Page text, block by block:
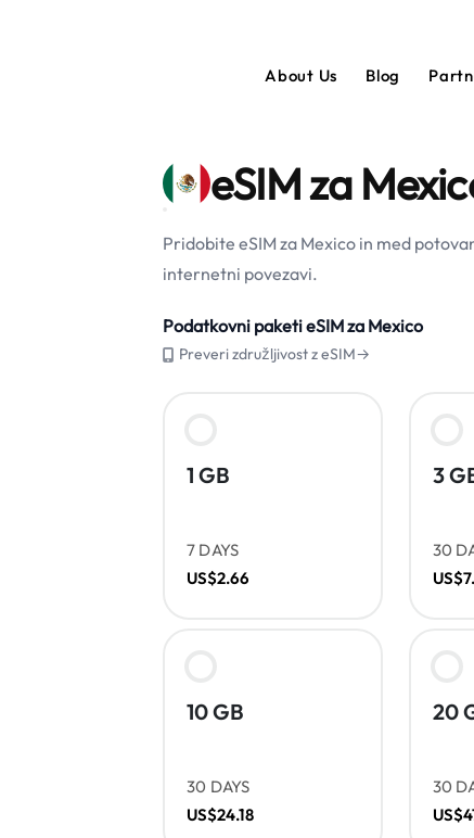
About Us Blog
eSIM za
Pridobite eSIM za Mexico in med
internetni povezavi.
Podatkovni paketi eSIM za Mexico
Preveri združljivost z eSIM→
1 GB
7 DAYS
US$2.66
3
30
10 GB
30 DAYS
US$24.18
20
30